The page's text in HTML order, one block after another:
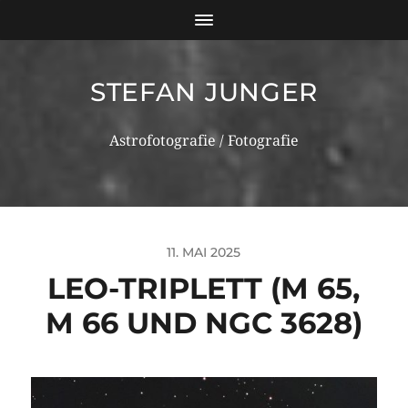
STEFAN JUNGER
Astrofotografie / Fotografie
11. MAI 2025
LEO-TRIPLETT (M 65,
M 66 UND NGC 3628)